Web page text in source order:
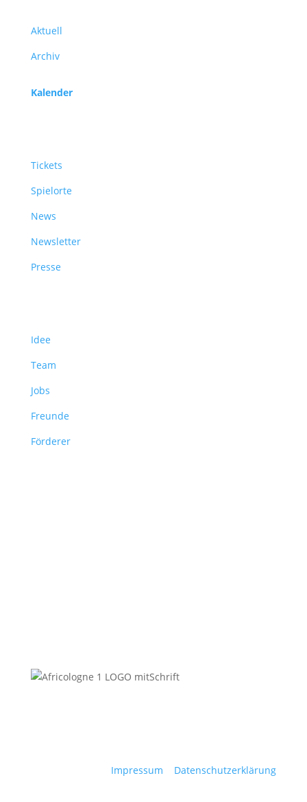
Aktuell
Archiv
Kalender
Tickets
Spielorte
News
Newsletter
Presse
Idee
Team
Jobs
Freunde
Förderer
Impressum Datenschutzerklärung